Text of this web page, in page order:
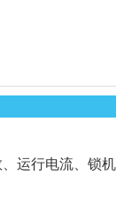
运行电流、锁机